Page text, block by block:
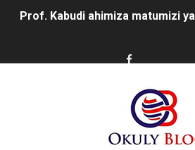
Prof. Kabudi ahimiza matumizi
WAZIRI SANGU AZITAKA
MTENDAJI MKUU WMA